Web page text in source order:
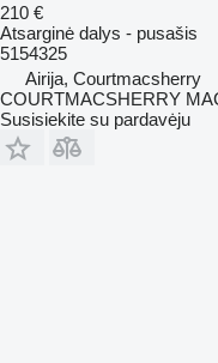
210 €
Atsarginė dalys - pusašis
5154325
Airija, Courtmacsherry
COURTMACSHERRY
Susisiekite su pardavėju